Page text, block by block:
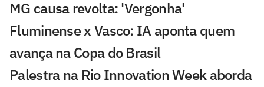
MG causa revolta: 'Vergonha'
Fluminense x Vasco: IA aponta quem
avança na Copa do Brasil
Palestra na Rio Innovation Week aborda